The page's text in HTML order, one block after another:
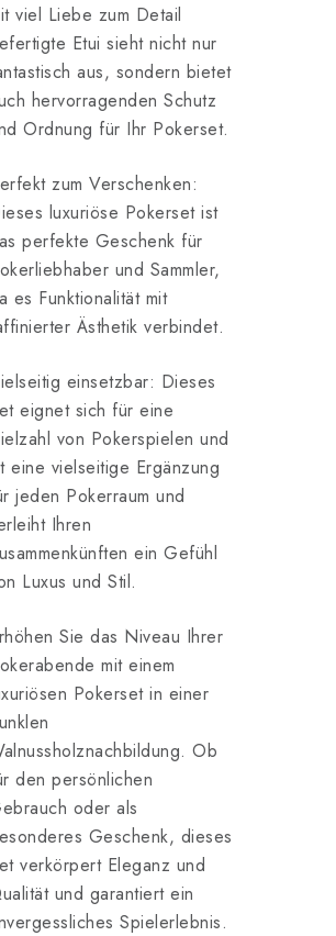
viel Liebe zum Detail
Etui sieht nicht nur
aus, sondern bietet
hervorragenden Schutz
Ordnung für Ihr Pokerset.
zum Verschenken:
luxuriöse Pokerset ist
perfekte Geschenk für
und Sammler,
es Funktionalität mit
Ästhetik verbindet.
einsetzbar: Dieses
eignet sich für eine
von Pokerspielen und
eine vielseitige Ergänzung
jeden Pokerraum und
Ihren
ein Gefühl
Luxus und Stil.
Sie das Niveau Ihrer
mit einem
Pokerset in einer
Ob
den persönlichen
oder als
Geschenk, dieses
verkörpert Eleganz und
und garantiert ein
Spielerlebnis.